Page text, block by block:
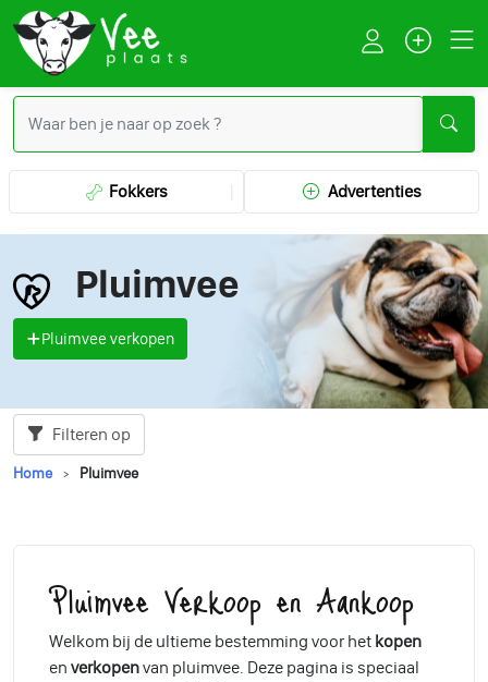
Fokkers Advertenties
Pluimvee
Pluimvee verkopen
Filteren op
Home Pluimvee
Pluimvee Verkoop en Aankoop
Welkom bij de ultieme bestemming voor het kopen
en verkopenvan pluimvee. Deze pagina is speciaal